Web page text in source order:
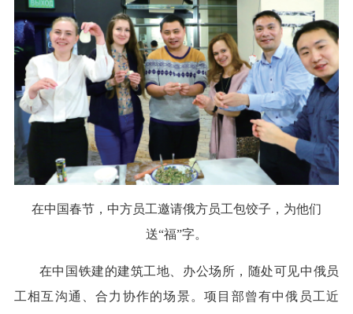
在中国春节，中方员工邀请俄方员工包饺子，为他们
送“福”字。
在中国铁建的建筑工地、办公场所，随处可见中俄员
工相互沟通、合力协作的场景。项目部曾有中俄员工近